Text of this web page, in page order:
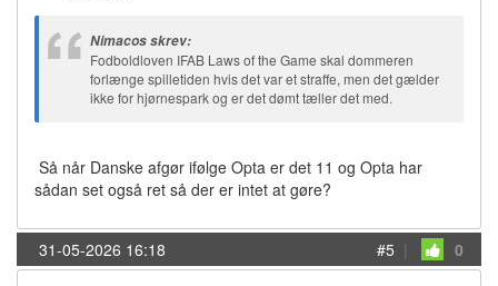
Nimacos skrev:
Fodboldloven IFAB Laws of the Game skal dommeren
forlænge spilletiden hvis det var et straffe, men det gælder
ikke for hjørnespark og er det dømt tæller det med.
Så når Danske afgør ifølge Opta er det 11 og Opta har
sådan set også ret så der er intet at gøre?
31-05-2026 16:18 #5 | 0